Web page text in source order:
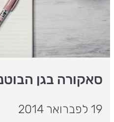
סאקורה בגן
19 לפברואר 2014